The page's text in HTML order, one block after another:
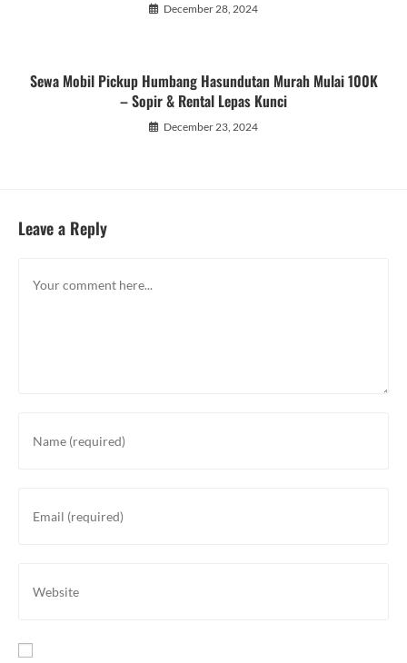
December 28, 2024
Sewa Mobil Pickup Humbang Hasundutan Murah Mulai 100K
– Sopir & Rental Lepas Kunci
December 23, 2024
Leave a Reply
your
username
your
your
URL